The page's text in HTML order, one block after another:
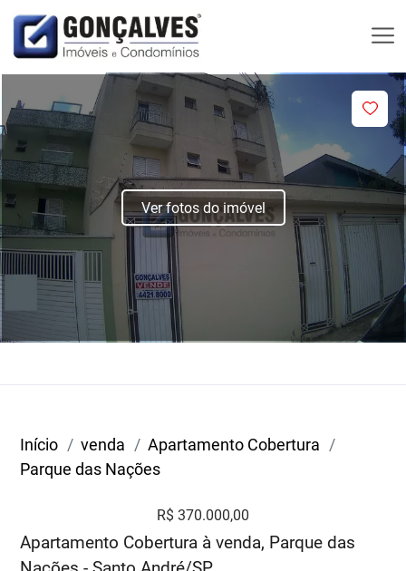
Ver fotos do imóvel
Início venda
Apartamento Cobertura
Parque das Nações
R$ 370.000,00
Apartamento Cobertura à venda, Parque das